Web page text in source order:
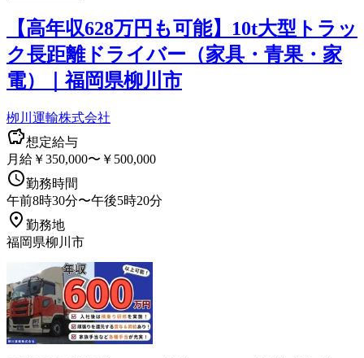
【高年収628万円も可能】10t大型トラッ
ク長距離ドライバー（家具・青果・家
電）｜福岡県柳川市
栁川運輸株式会社
想定給与
月給￥350,000〜￥500,000
勤務時間
午前8時30分〜午後5時20分
勤務地
福岡県柳川市